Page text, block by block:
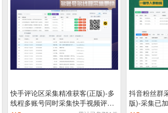
快手评论区采集精准获客(正版)-多
线程多账号同时采集快手视频评论
抖音粉丝群
版)-采集已